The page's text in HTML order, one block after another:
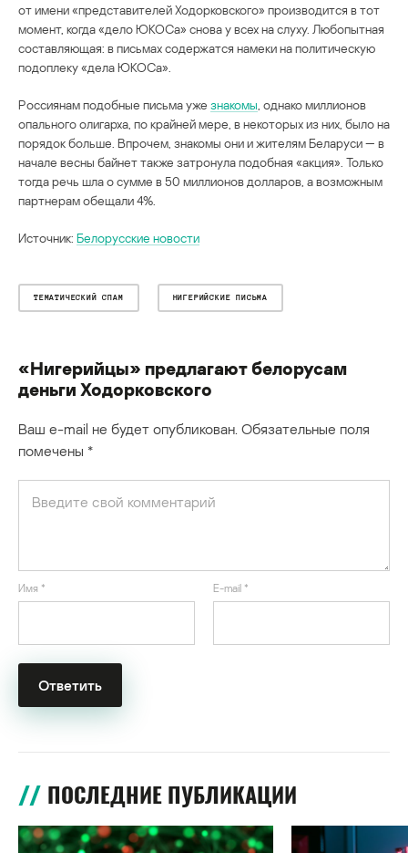
от имени «представителей Ходорковского» производится в тот
момент, когда «дело ЮКОСа» снова у всех на слуху. Любопытная
составляющая: в письмах содержатся намеки на политическую
подоплеку «дела ЮКОСа».
Россиянам подобные письма уже знакомы , однако миллионов
опального олигарха, по крайней мере, в некоторых из них, было на
порядок больше. Впрочем, знакомы они и жителям Беларуси — в
начале весны байнет также затронула подобная «акция». Только
тогда речь шла о сумме в 50 миллионов долларов, а возможным
партнерам обещали 4%.
Источник: Белорусские новости
ТЕМАТИЧЕСКИЙ СПАМ НИГЕРИЙСКИЕ ПИСЬМА
«Нигерийцы» предлагают белорусам
деньги Ходорковского
Ваш e-mail не будет опубликован. Обязательные поля
помечены *
Имя * E-mail *
ПОСЛЕДНИЕ ПУБЛИКАЦИИ